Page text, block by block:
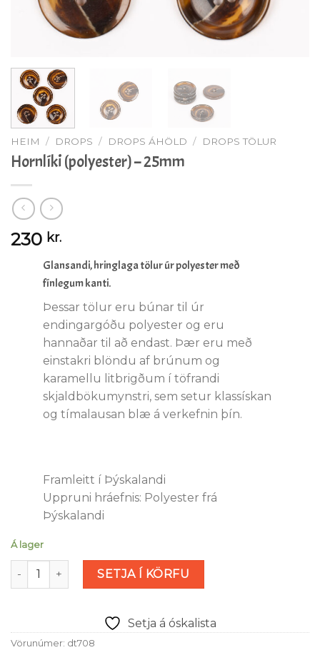
HEIM / DROPS / DROPS ÁHÖLD / DROPS TÖLUR
Hornlíki (polyester) – 25mm
230 kr.
Glansandi, hringlaga tölur úr polyester með
fínlegum kanti.
Þessar tölur eru búnar til úr
endingargóðu polyester og eru
hannaðar til að endast. Þær eru með
einstakri blöndu af brúnum og
karamellu litbrigðum í töfrandi
skjaldbökumynstri, sem setur klassískan
og tímalausan blæ á verkefnin þín.
Framleitt í Þýskalandi
Uppruni hráefnis: Polyester frá
Þýskalandi
Á lager
Hornlíki (polyester) - 25mm magn
SETJA Í KÖRFU
Setja á óskalista
Vörunúmer: dt708